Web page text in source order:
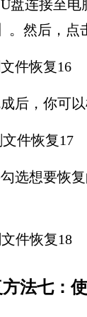
盘连接至电
。然后，点
后，你可
选想要恢
法七：